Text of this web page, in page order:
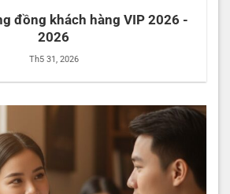
đồng khách hàng VIP 2026 -
2026
Th5 31, 2026